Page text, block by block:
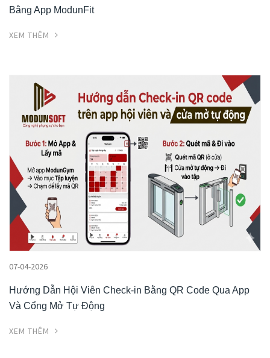
Bằng App ModunFit
XEM THÊM
07-04-2026
Hướng Dẫn Hội Viên Check-in Bằng QR Code Qua App
Và Cổng Mở Tự Động
XEM THÊM